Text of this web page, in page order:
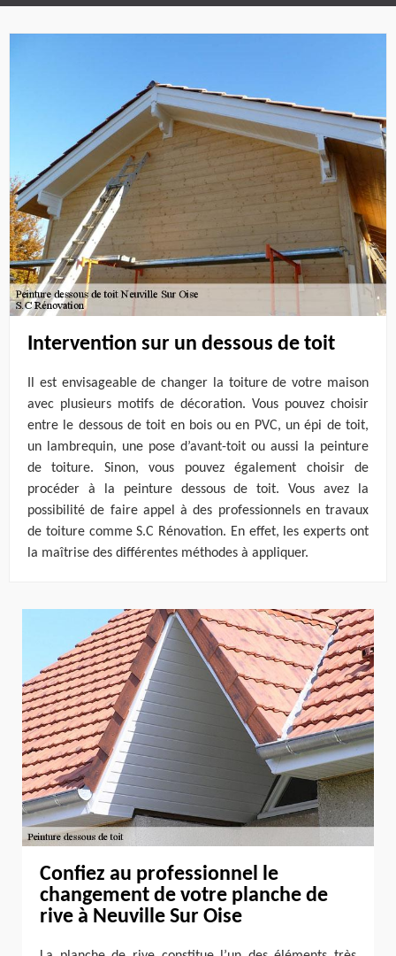
Intervention sur un dessous de toit
Il est envisageable de changer la toiture de votre maison
avec plusieurs motifs de décoration. Vous pouvez choisir
entre le dessous de toit en bois ou en PVC, un épi de toit,
un lambrequin, une pose d’avant-toit ou aussi la peinture
de toiture. Sinon, vous pouvez également choisir de
procéder à la peinture dessous de toit. Vous avez la
possibilité de faire appel à des professionnels en travaux
de toiture comme S.C Rénovation. En effet, les experts ont
la maîtrise des différentes méthodes à appliquer.
Confiez au professionnel le
changement de votre planche de
rive à Neuville Sur Oise